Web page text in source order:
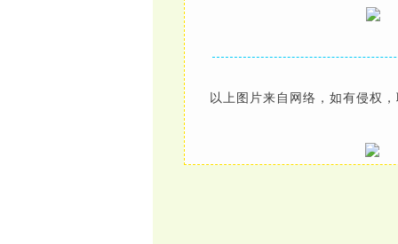
以上图片来自网络，如有侵权